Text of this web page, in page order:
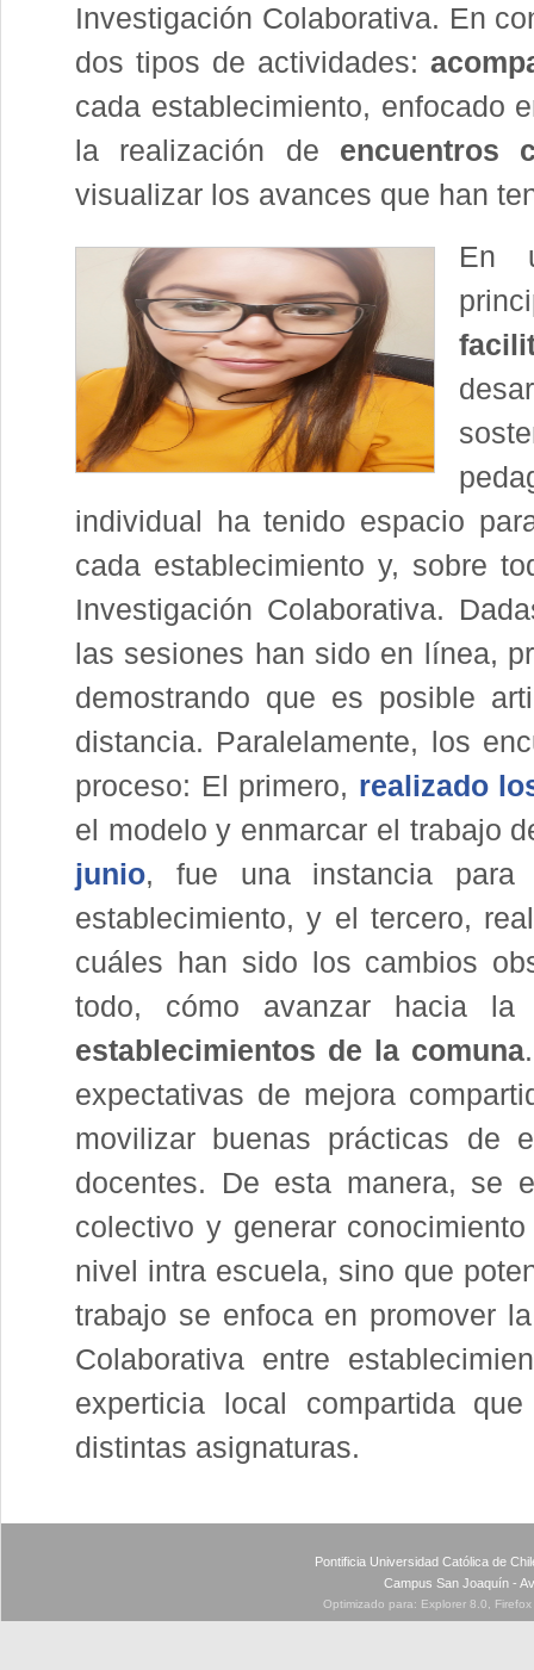
Investigación Colaborativa. En
dos tipos de actividades:
cada establecimiento, enfocado
la realización de encuentros
visualizar los avances que han
En
individual ha tenido espacio
cada establecimiento y, sobre
Investigación Colaborativa.
las sesiones han sido en línea,
demostrando que es posible
distancia. Paralelamente, los
proceso: El primero, realizado
el modelo y enmarcar el trabajo
junio, fue una instancia para
establecimiento, y el tercero,
cuáles han sido los cambios
todo, cómo avanzar hacia
establecimientos de la comuna
expectativas de mejora
movilizar buenas prácticas de
docentes. De esta manera, se
colectivo y generar
nivel intra escuela, sino que
trabajo se enfoca en promover
Colaborativa entre
experticia local compartida
distintas asignaturas.
Pontificia Universidad Católica de
Campus San Joaquín -
Optimizado para: Explorer 8.0,